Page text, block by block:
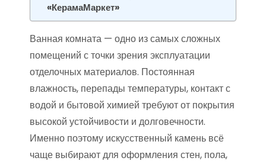
«КерамаМаркет»
Ванная комната — одно из самых сложных
помещений с точки зрения эксплуатации
отделочных материалов. Постоянная
влажность, перепады температуры, контакт с
водой и бытовой химией требуют от покрытия
высокой устойчивости и долговечности.
Именно поэтому искусственный камень всё
чаще выбирают для оформления стен, пола,